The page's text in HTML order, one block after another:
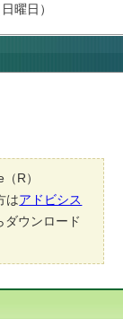
曜日）
R）
はアドビシス
ダウンロード